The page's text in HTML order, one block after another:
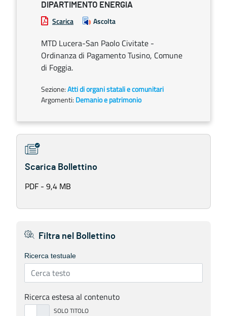
DIPARTIMENTO ENERGIA
Scarica Ascolta
MTD Lucera-San Paolo Civitate -
Ordinanza di Pagamento Tusino, Comune
di Foggia.
Sezione:Atti di organi statali e comunitari
Argomenti: Demanio e patrimonio
Scarica Bollettino
PDF - 9,4 MB
Filtra nel Bollettino
Ricerca testuale
Ricerca estesa al contenuto